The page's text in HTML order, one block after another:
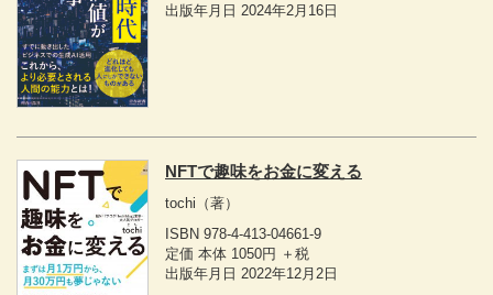
出版年月日 2024年2月16日
NFTで趣味をお金に変える
tochi （著）
ISBN 978-4-413-04661-9
定価 本体 1050円 ＋税
出版年月日 2022年12月2日